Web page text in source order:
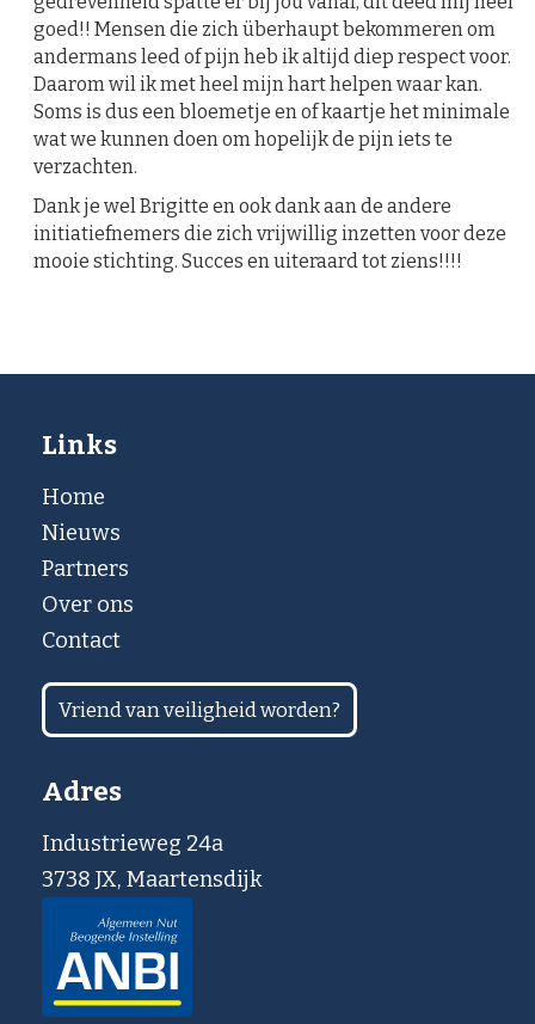
goed!! Mensen die zich überhaupt bekommeren om
andermans leed of pijn heb ik altijd diep respect voor.
Daarom wil ik met heel mijn hart helpen waar kan.
Soms is dus een bloemetje en of kaartje het minimale
wat we kunnen doen om hopelijk de pijn iets te
verzachten.
Dank je wel Brigitte en ook dank aan de andere
initiatiefnemers die zich vrijwillig inzetten voor deze
mooie stichting. Succes en uiteraard tot ziens!!!!
Links
Home
Nieuws
Partners
Over ons
Contact
Vriend van veiligheid worden?
Adres
Industrieweg 24a
3738 JX, Maartensdijk